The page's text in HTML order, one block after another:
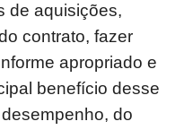
de aquisições,
contrato, fazer
apropriado e
benefício desse
do